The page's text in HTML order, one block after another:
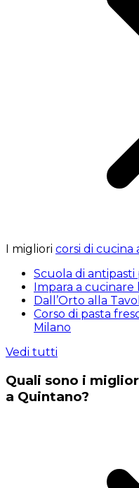
I migliori corsi di cucina
Scuola di antipasti
Impara a
Dall’Orto alla
Corso di pasta
Milano
Vedi tutti
Quali sono i
a Quintano?